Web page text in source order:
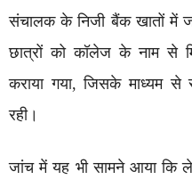
संचालक के निजी बैंक खातों में
छात्रों को कॉलेज के नाम से
कराया गया, जिसके माध्यम से
रही।
जांच में यह भी सामने आया कि